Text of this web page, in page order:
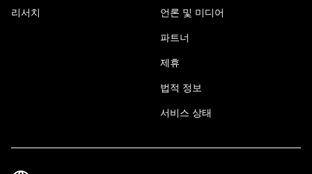
리서치 언론 및 미디어
파트너
제휴
법적 정보
서비스 상태